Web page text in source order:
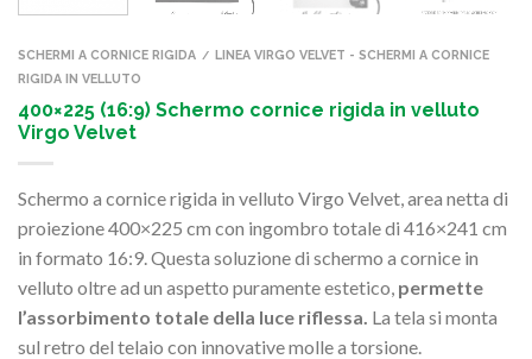
SCHERMI A CORNICE RIGIDA /
LINEA VIRGO VELVET - SCHERMI A CORNICE
RIGIDA IN VELLUTO
400×225 (16:9) Schermo cornice rigida in velluto
Virgo Velvet
Schermo a cornice rigida in velluto Virgo Velvet, area netta di
proiezione 400×225 cm con ingombro totale di 416×241 cm
in formato 16:9. Questa soluzione di schermo a cornice in
velluto oltre ad un aspetto puramente estetico, permette
l’assorbimento totale della luce riflessa. La tela si monta
sul retro del telaio con innovative molle a torsione.